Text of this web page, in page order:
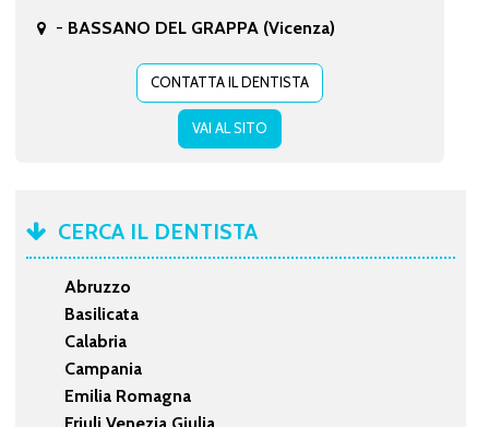
- BASSANO DEL GRAPPA (Vicenza)
CONTATTA IL DENTISTA
VAI AL SITO
CERCA IL DENTISTA
Abruzzo
Basilicata
Calabria
Campania
Emilia Romagna